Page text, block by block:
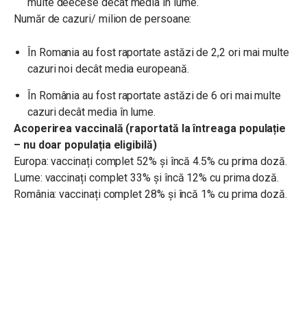
Număr de cazuri/ milion de persoane:
În Romania au fost raportate astăzi de 2,2 ori mai multe
cazuri noi decât media europeană.
În România au fost raportate astăzi de 6 ori mai multe
cazuri decât media în lume.
Acoperirea vaccinală (raportată la întreaga populație
– nu doar populația eligibilă)
Europa: vaccinați complet 52% și încă 4.5% cu prima doză.
Lume: vaccinați complet 33% și încă 12% cu prima doză.
România: vaccinați complet 28% și încă 1% cu prima doză.